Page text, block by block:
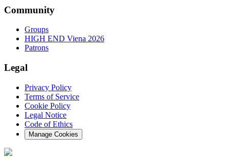
Community
Groups
HIGH END Viena 2026
Patrons
Legal
Privacy Policy
Terms of Service
Cookie Policy
Legal Notice
Code of Ethics
Manage Cookies